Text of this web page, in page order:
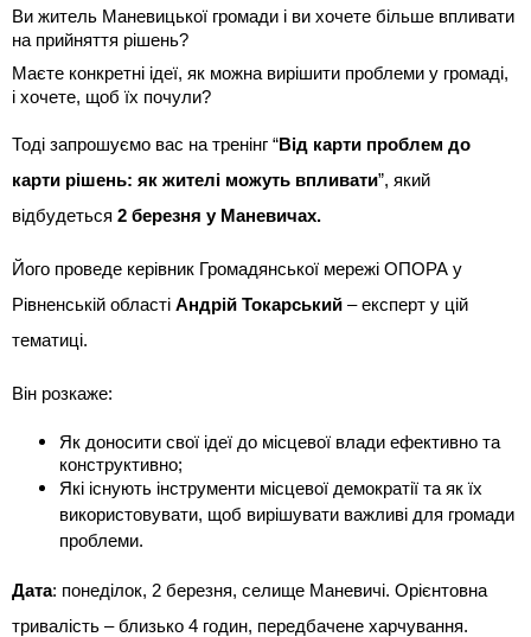
Ви житель Маневицької громади і ви хочете більше впливати
на прийняття рішень?
Маєте конкретні ідеї, як можна вирішити проблеми у громаді,
і хочете, щоб їх почули?
Тоді запрошуємо вас на тренінг “Від карти проблем до
карти рішень: як жителі можуть впливати”, який
відбудеться 2 березня у Маневичах.
Його проведе керівник Громадянської мережі ОПОРА у
Рівненській області Андрій Токарський – експерт у цій
тематиці.
Він розкаже:
Як доносити свої ідеї до місцевої влади ефективно та
конструктивно;
Які існують інструменти місцевої демократії та як їх
використовувати, щоб вирішувати важливі для громади
проблеми.
Дата: понеділок, 2 березня, селище Маневичі. Орієнтовна
тривалість – близько 4 годин, передбачене харчування.